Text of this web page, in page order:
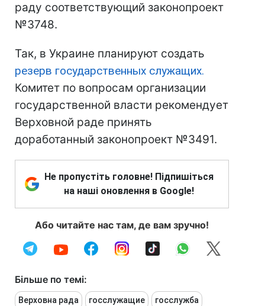
раду соответствующий законопроект
№3748.
Так, в Украине планируют создать
резерв государственных служащих.
Комитет по вопросам организации
государственной власти рекомендует
Верховной раде принять
доработанный законопроект №3491.
Не пропустіть головне! Підпишіться
на наші оновлення в Google!
Або читайте нас там, де вам зручно!
Більше по темі:
Верховна рада госслужащие госслужба